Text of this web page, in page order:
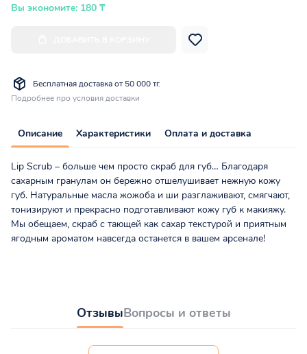
Вы экономите: 180 ₸
Бесплатная доставка от 50 000 тг.
Подробнее про условия доставки
Описание Характеристики Оплата и доставка
Lip Scrub – больше чем просто скраб для губ… Благодаря
сахарным гранулам он бережно отшелушивает нежную кожу
губ. Натуральные масла жожоба и ши разглаживают, смягчают,
тонизируют и прекрасно подготавливают кожу губ к макияжу.
Мы обещаем, скраб с тающей как сахар текстурой и приятным
ягодным ароматом навсегда останется в вашем арсенале!
ОтзывыВопросы и ответы